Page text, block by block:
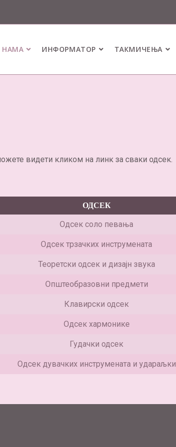
НАМА ИНФОРМАТОР ТАКМИЧЕЊА
видети кликом на линк за сваки одсек.
ОДСЕК
Одсек соло певања
Одсек трзачких инструмената
Теоретски одсек и дизајн звука
Општеобразовни предмети
Клавирски одсек
Одсек хармонике
Гудачки одсек
Одсек дувачких инструмената и удараљки